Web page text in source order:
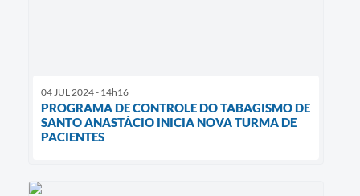
04 JUL 2024 - 14h16
PROGRAMA DE CONTROLE DO TABAGISMO DE
SANTO ANASTÁCIO INICIA NOVA TURMA DE
PACIENTES